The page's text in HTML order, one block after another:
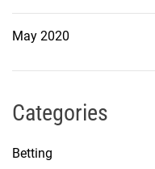
May 2020
Categories
Betting